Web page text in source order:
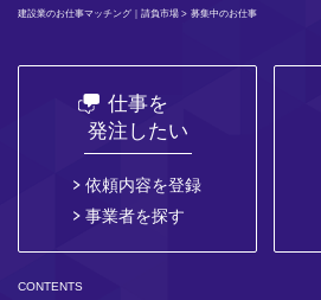
建設業のお仕事マッチング｜請負市場 > 募集中のお仕事
仕事を
発注したい
依頼内容を登録
事業者を探す
CONTENTS